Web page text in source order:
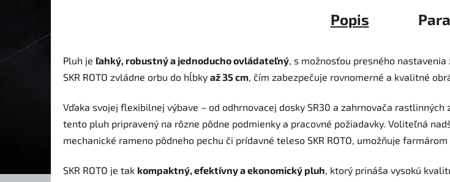
Popis
Pluh je ľahký, robustný a jednoducho ovládateľný, s možnosťou presného
SKR ROTO zvládne orbu do hĺbky až 35 cm, čím zabezpečuje rovnomerné a kvalitné
Vďaka svojej flexibilnej výbave – od odhrnovacej dosky SR30 a zahrnovača
tento pluh pripravený na rôzne pôdne podmienky a pracovné požiadavky. Voliteľná
mechanické rameno pôdneho pechu či prídavné teleso SKR ROTO, umožňuje
SKR ROTO je tak kompaktný, efektívny a ekonomický pluh, ktorý prináša vysokú